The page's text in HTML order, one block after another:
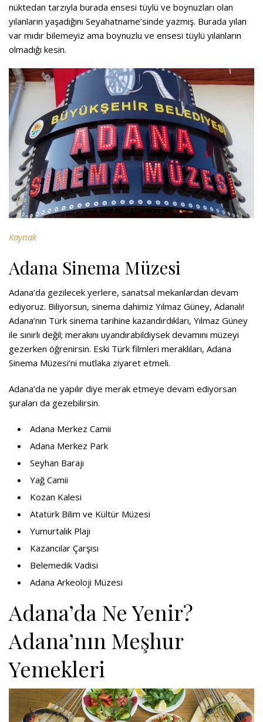
nüktedan tarzıyla burada ensesi tüylü ve boynuzları olan
yılanların yaşadığını Seyahatname’sinde yazmış. Burada yılan
var mıdır bilemeyiz ama boynuzlu ve ensesi tüylü yılanların
olmadığı kesin.
Kaynak
Adana Sinema Müzesi
Adana’da gezilecek yerlere, sanatsal mekanlardan devam
ediyoruz. Biliyorsun, sinema dahimiz Yılmaz Güney, Adanalı!
Adana’nın Türk sinema tarihine kazandırdıkları, Yılmaz Güney
ile sınırlı değil; merakını uyandırabildiysek devamını müzeyi
gezerken öğrenirsin. Eski Türk filmleri meraklıları, Adana
Sinema Müzesi’ni mutlaka ziyaret etmeli.
Adana’da ne yapılır diye merak etmeye devam ediyorsan
şuraları da gezebilirsin.
Adana Merkez Camii
Adana Merkez Park
Seyhan Barajı
Yağ Camii
Kozan Kalesi
Atatürk Bilim ve Kültür Müzesi
Yumurtalık Plajı
Kazancılar Çarşısı
Belemedik Vadisi
Adana Arkeoloji Müzesi
Adana’da Ne Yenir?
Adana’nın Meşhur
Yemekleri